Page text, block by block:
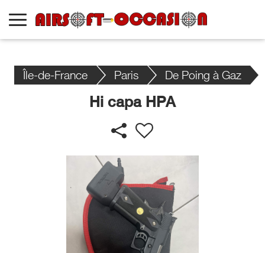
Île-de-France Paris De Poing à Gaz
Hi capa HPA